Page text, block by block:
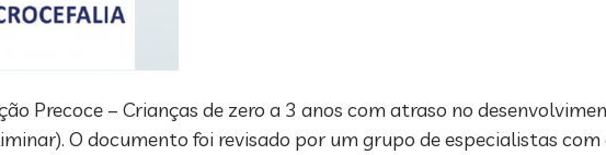
Precoce – Crianças de zero a 3 anos com atraso no
O documento foi revisado por um grupo de especialistas com